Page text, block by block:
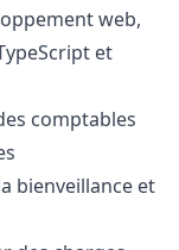
web,
et
comptables
bienveillance et